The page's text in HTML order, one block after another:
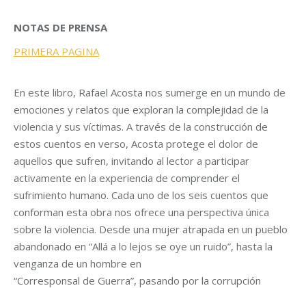
NOTAS DE PRENSA
PRIMERA PAGINA
En este libro, Rafael Acosta nos sumerge en un mundo de
emociones y relatos que exploran la complejidad de la
violencia y sus víctimas. A través de la construcción de
estos cuentos en verso, Acosta protege el dolor de
aquellos que sufren, invitando al lector a participar
activamente en la experiencia de comprender el
sufrimiento humano. Cada uno de los seis cuentos que
conforman esta obra nos ofrece una perspectiva única
sobre la violencia. Desde una mujer atrapada en un pueblo
abandonado en “Allá a lo lejos se oye un ruido”, hasta la
venganza de un hombre en
“Corresponsal de Guerra”, pasando por la corrupción